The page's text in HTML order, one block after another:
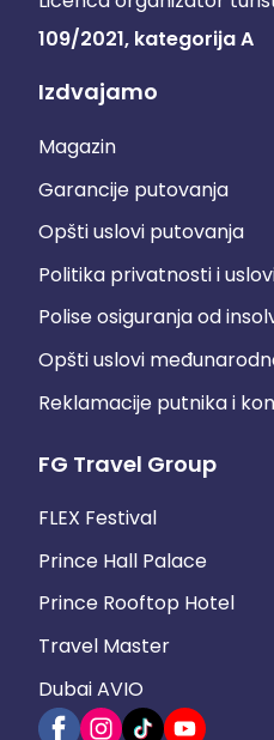
109/2021, kategorija A
Izdvajamo
Magazin
Garancije putovanja
Opšti uslovi putovanja
Politika privatnosti i
Polise osiguranja od
Opšti uslovi
Reklamacije putnika i
FG Travel Group
FLEX Festival
Prince Hall Palace
Prince Rooftop Hotel
Travel Master
Dubai AVIO